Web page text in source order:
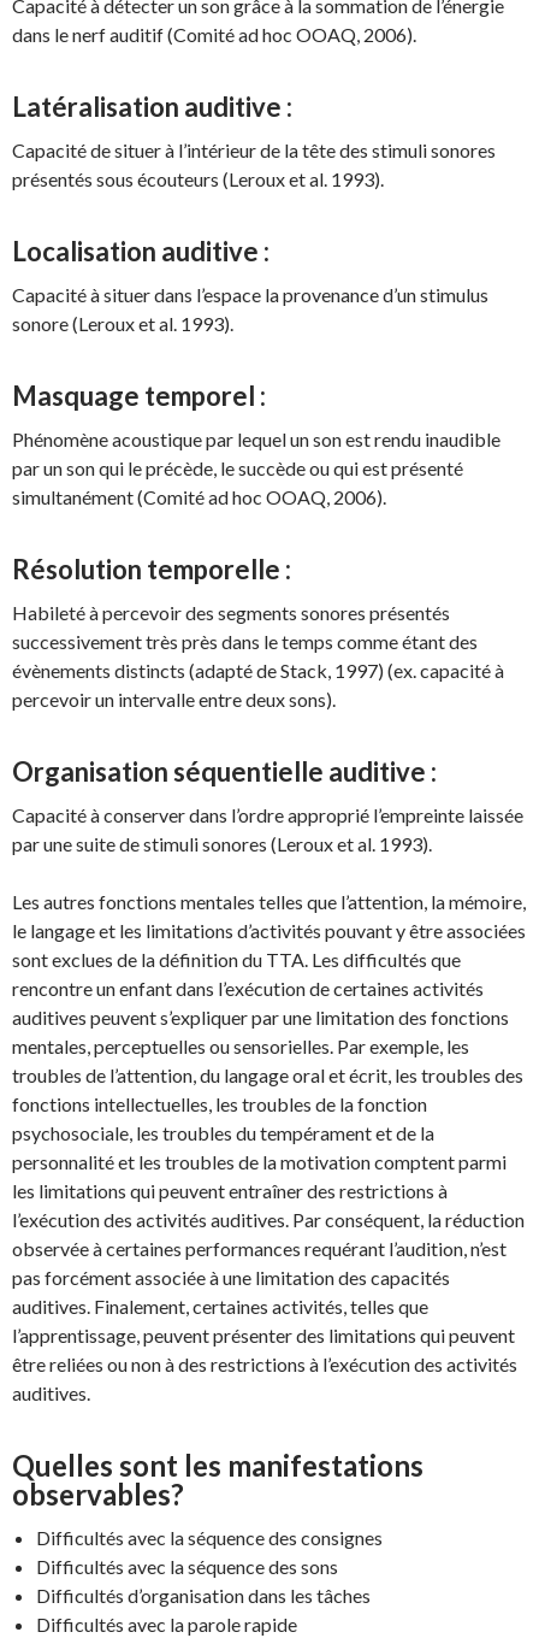
Capacité à détecter un son grâce à la sommation de l’énergie
dans le nerf auditif (Comité ad hoc OOAQ, 2006).
Latéralisation auditive :
Capacité de situer à l’intérieur de la tête des stimuli sonores
présentés sous écouteurs (Leroux et al. 1993).
Localisation auditive :
Capacité à situer dans l’espace la provenance d’un stimulus
sonore (Leroux et al. 1993).
Masquage temporel :
Phénomène acoustique par lequel un son est rendu inaudible
par un son qui le précède, le succède ou qui est présenté
simultanément (Comité ad hoc OOAQ, 2006).
Résolution temporelle :
Habileté à percevoir des segments sonores présentés
successivement très près dans le temps comme étant des
évènements distincts (adapté de Stack, 1997) (ex. capacité à
percevoir un intervalle entre deux sons).
Organisation séquentielle auditive :
Capacité à conserver dans l’ordre approprié l’empreinte laissée
par une suite de stimuli sonores (Leroux et al. 1993).
Les autres fonctions mentales telles que l’attention, la mémoire,
le langage et les limitations d’activités pouvant y être associées
sont exclues de la définition du TTA. Les difficultés que
rencontre un enfant dans l’exécution de certaines activités
auditives peuvent s’expliquer par une limitation des fonctions
mentales, perceptuelles ou sensorielles. Par exemple, les
troubles de l’attention, du langage oral et écrit, les troubles des
fonctions intellectuelles, les troubles de la fonction
psychosociale, les troubles du tempérament et de la
personnalité et les troubles de la motivation comptent parmi
les limitations qui peuvent entraîner des restrictions à
l’exécution des activités auditives. Par conséquent, la réduction
observée à certaines performances requérant l’audition, n’est
pas forcément associée à une limitation des capacités
auditives. Finalement, certaines activités, telles que
l’apprentissage, peuvent présenter des limitations qui peuvent
être reliées ou non à des restrictions à l’exécution des activités
auditives.
Quelles sont les manifestations
observables?
Difficultés avec la séquence des consignes
Difficultés avec la séquence des sons
Difficultés d’organisation dans les tâches
Difficultés avec la parole rapide